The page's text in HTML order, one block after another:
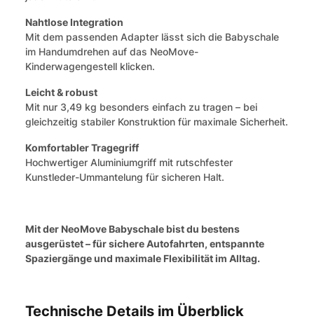
Nahtlose Integration
Mit dem passenden Adapter lässt sich die Babyschale
im Handumdrehen auf das NeoMove-
Kinderwagengestell klicken.
Leicht & robust
Mit nur 3,49 kg besonders einfach zu tragen – bei
gleichzeitig stabiler Konstruktion für maximale Sicherheit.
Komfortabler Tragegriff
Hochwertiger Aluminiumgriff mit rutschfester
Kunstleder-Ummantelung für sicheren Halt.
Mit der NeoMove Babyschale bist du bestens
ausgerüstet – für sichere Autofahrten, entspannte
Spaziergänge und maximale Flexibilität im Alltag.
Technische Details im Überblick